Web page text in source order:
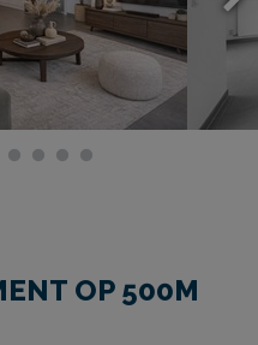
OP 500M